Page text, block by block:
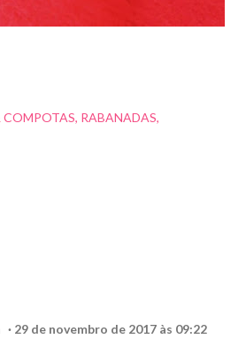
COMPOTAS RABANADAS
29 de novembro de 2017 às 09:22